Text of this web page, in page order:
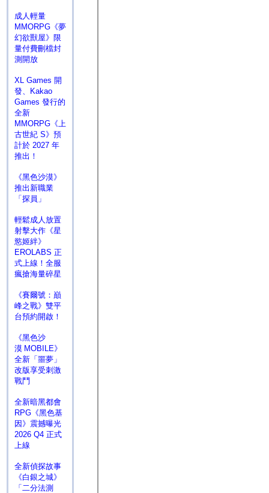
成人輕量
MMORPG《夢
幻欲獸屋》限
量付費刪檔封
測開放
XL Games 開
發、Kakao
Games 發行的
全新
MMORPG《上
古世紀 S》預
計於 2027 年
推出！
《黑色沙漠》
推出新職業
「探員」
輕鬆成人放置
射擊大作《星
慾姬絆》
EROLABS 正
式上線！全服
瘋搶海量碎星
《賽爾號：巔
峰之戰》雙平
台預約開啟！
《黑色沙
漠 MOBILE》
全新「噩夢」
改版享受刺激
戰鬥
全新暗黑都會
RPG《黑色基
因》震撼曝光
2026 Q4 正式
上線
全新偵探故事
《白銀之城》
「二分法測